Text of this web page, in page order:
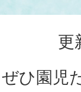
更
ひ園児